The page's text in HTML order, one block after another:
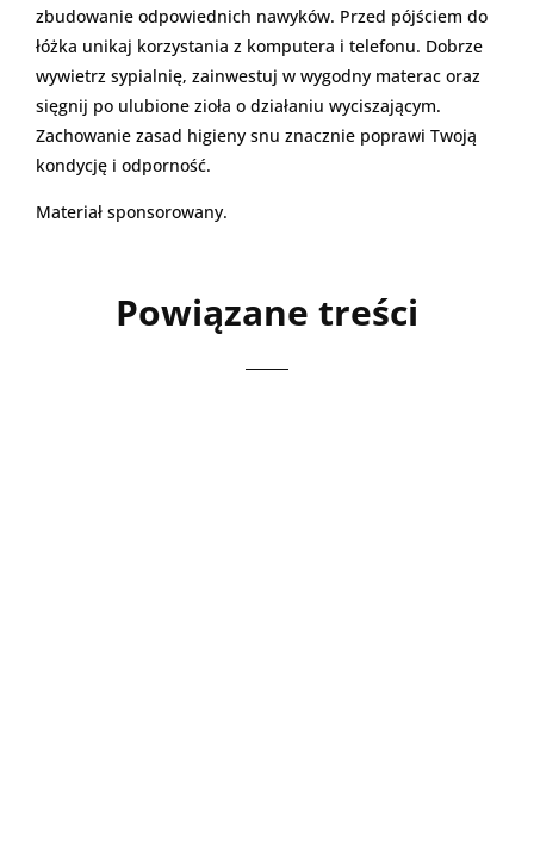
zbudowanie odpowiednich nawyków. Przed pójściem do
łóżka unikaj korzystania z komputera i telefonu. Dobrze
wywietrz sypialnię, zainwestuj w wygodny materac oraz
sięgnij po ulubione zioła o działaniu wyciszającym.
Zachowanie zasad higieny snu znacznie poprawi Twoją
kondycję i odporność.
Materiał sponsorowany.
Powiązane treści